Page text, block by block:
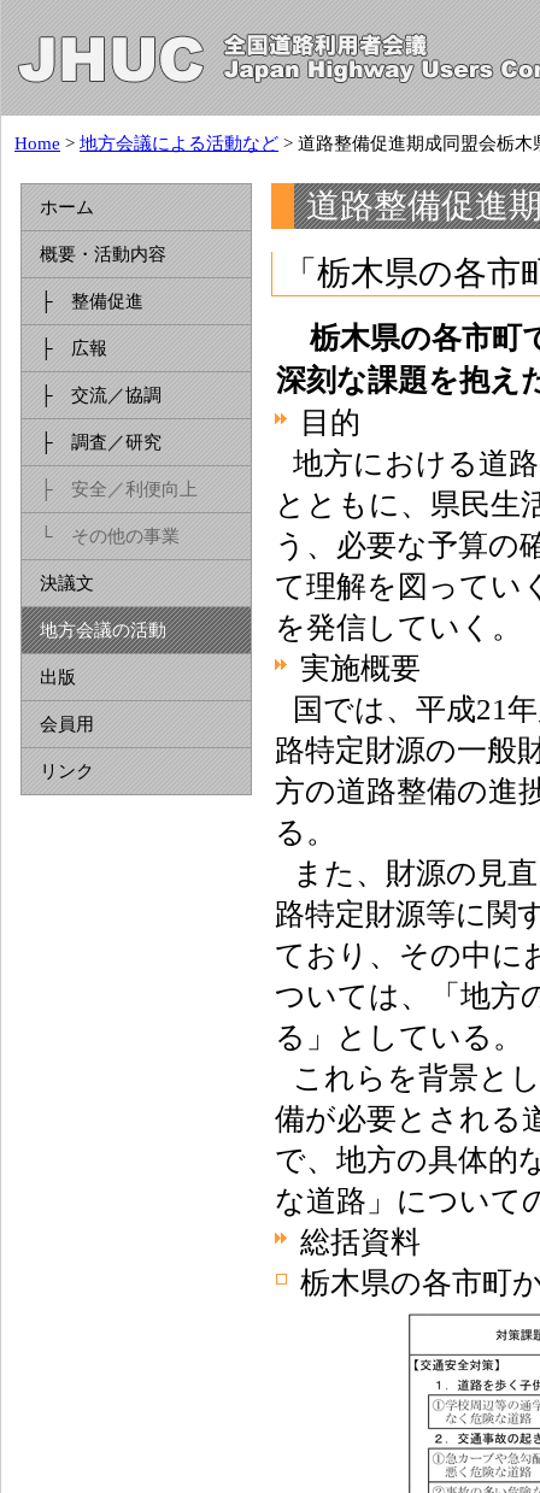
Home >地方会議による活動など > 道路整備促進期成同盟会栃木
ホーム
概要・活動内容
├ 整備促進
├ 広報
├ 交流／協調
├ 調査／研究
├ 安全／利便向上
└ その他の事業
決議文
地方会議の活動
出版
会員用
リンク
道路整備促進
「栃木県の各
栃木県の各市町
深刻な課題を抱え
目的
地方における道
とともに、県民生
う、必要な予算の
て理解を図ってい
を発信していく。
実施概要
国では、平成21
路特定財源の一般
方の道路整備の進
る。
また、財源の見
路特定財源等に関
ており、その中に
ついては、「地方
る」としている。
これらを背景と
備が必要とされる
で、地方の具体的
な道路」について
総括資料
栃木県の各市町